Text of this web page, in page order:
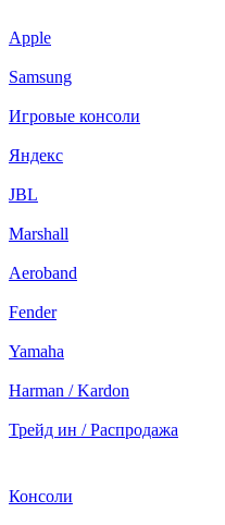
Apple
Samsung
Игровые консоли
Яндекс
JBL
Marshall
Aeroband
Fender
Yamaha
Harman / Kardon
Трейд ин / Распродажа
Консоли